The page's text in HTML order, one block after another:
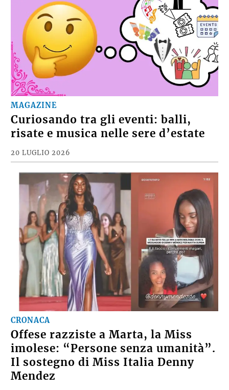
MAGAZINE
Curiosando tra gli eventi: balli,
risate e musica nelle sere d’estate
20 LUGLIO 2026
CRONACA
Offese razziste a Marta, la Miss
imolese: “Persone senza umanità”.
Il sostegno di Miss Italia Denny
Mendez